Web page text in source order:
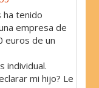
ha tenido
empresa de
euros de un
individual.
mi hijo? Le